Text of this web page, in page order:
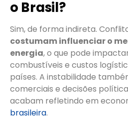
o Brasil?
Sim, de forma indireta.
costumam influenciar o
energia, o que pode
combustíveis e custos
países. A instabilidade
comerciais e decisões
acabam refletindo em
brasileira.